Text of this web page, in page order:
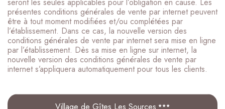
présentes conditions générales de vente par internet peuvent
être à tout moment modifiées et/ou complétées par
l’établissement. Dans ce cas, la nouvelle version des
conditions générales de vente par internet sera mise en ligne
par l’établissement. Dès sa mise en ligne sur internet, la
nouvelle version des conditions générales de vente par
internet s’appliquera automatiquement pour tous les clients.